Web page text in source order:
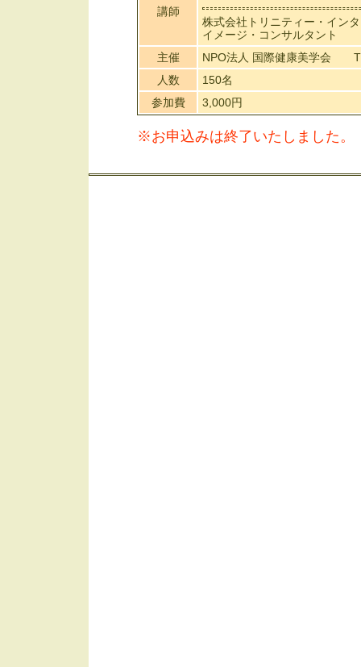
講師
株式会社トリニティー・イン
イメージ・コンサルタント
主催
NPO法人 国際健康美学会
人数
150名
参加費
3,000円
※お申込みは終了いたしました。